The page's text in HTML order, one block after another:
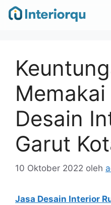
Memakai
Desain
Garut
10 Oktober 2022 oleh
Jasa Desain Interior